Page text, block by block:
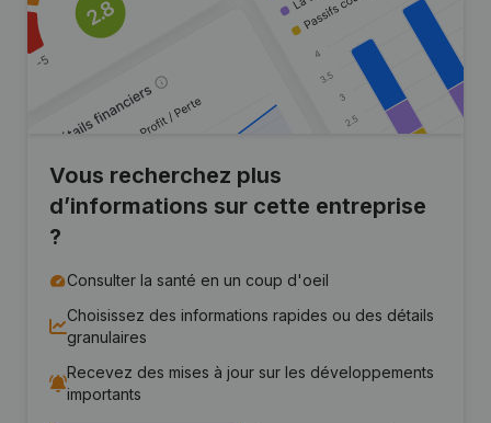
Vous recherchez plus
d’informations sur cette entreprise
?
Consulter la santé en un coup d'oeil
Choisissez des informations rapides ou des détails
granulaires
Recevez des mises à jour sur les développements
importants